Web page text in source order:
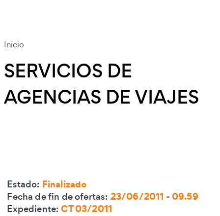
Inicio
SERVICIOS DE
AGENCIAS DE VIAJES
Estado: Finalizado
Fecha de fin de ofertas: 23/06/2011 - 09.59
Expediente: CT 03/2011